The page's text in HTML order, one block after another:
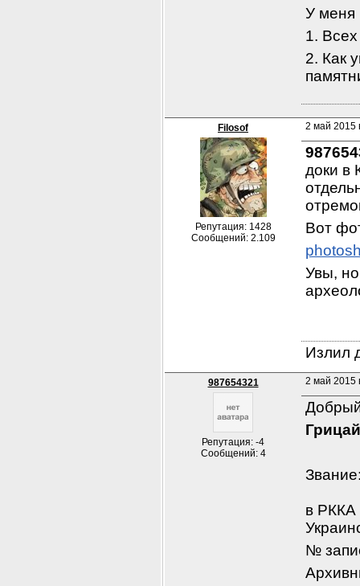
У меня
1.
2. Как
Filosof
Репутация: 1428
Сообщений: 2.109
2 май 2015
доки в
Вот
Увы,
Излил
987654321
Репутация: -4
Сообщений: 4
2 май 2015
в РККА
№